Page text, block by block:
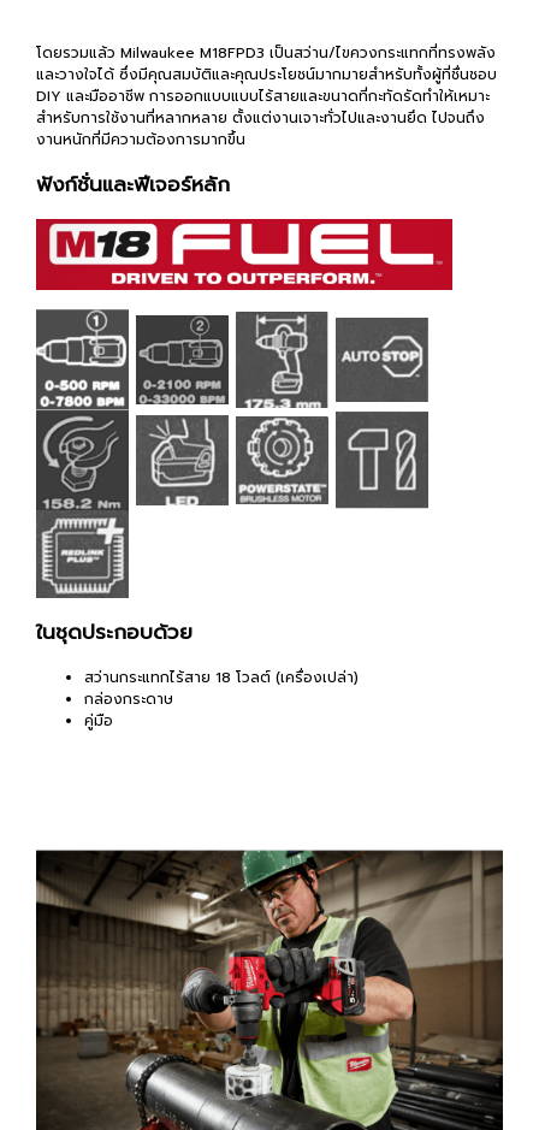
โดยรวมแล้ว Milwaukee M18FPD3 เป็นสว่าน/ไขควงกระแทกที่ทรงพลัง
และวางใจได้ ซึ่งมีคุณสมบัติและคุณประโยชน์มากมายสำหรับทั้งผู้ที่ชื่นชอบ
DIY และมืออาชีพ การออกแบบแบบไร้สายและขนาดที่กะทัดรัดทำให้เหมาะ
สำหรับการใช้งานที่หลากหลาย ตั้งแต่งานเจาะทั่วไปและงานยึด ไปจนถึง
งานหนักที่มีความต้องการมากขึ้น
ฟังก์ชั่นและฟีเจอร์หลัก
ในชุดประกอบด้วย
สว่านกระแทกไร้สาย 18 โวลต์ (เครื่องเปล่า)
กล่องกระดาษ
คู่มือ